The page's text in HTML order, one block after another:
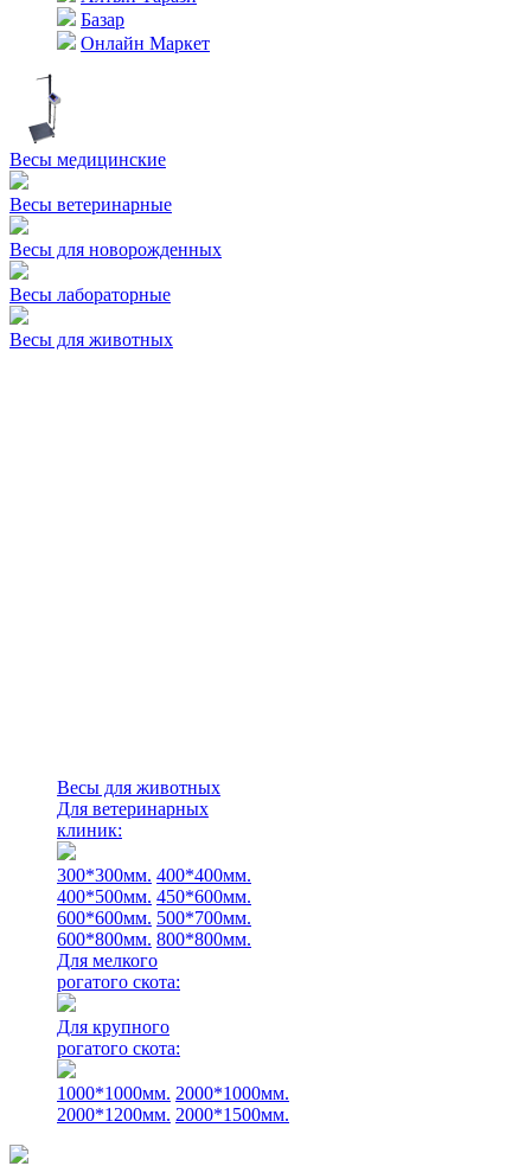
Базар
Онлайн Маркет
Весы медицинские
Весы ветеринарные
Весы для новорожденных
Весы лабораторные
Весы для животных
Весы для животных
Для ветеринарных
клиник:
300*300мм. 400*400мм.
400*500мм. 450*600мм.
600*600мм. 500*700мм.
600*800мм. 800*800мм.
Для мелкого
рогатого скота:
Для крупного
рогатого скота:
1000*1000мм. 2000*1000мм.
2000*1200мм. 2000*1500мм.